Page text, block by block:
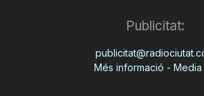
Publicitat:
Més informació - Media